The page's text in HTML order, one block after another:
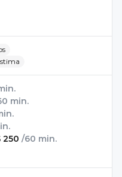
min.
250 /60 min.